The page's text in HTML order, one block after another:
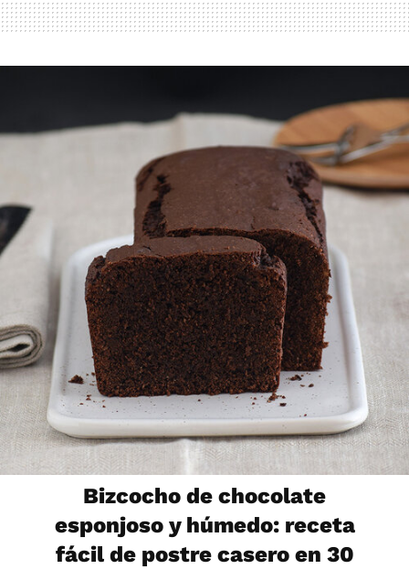
Bizcocho de chocolate
esponjoso y húmedo: receta
fácil de postre casero en 30